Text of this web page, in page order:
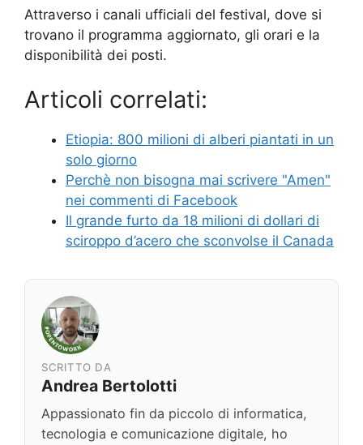
Attraverso i canali ufficiali del festival, dove si
trovano il programma aggiornato, gli orari e la
disponibilità dei posti.
Articoli correlati:
Etiopia: 800 milioni di alberi piantati in un
solo giorno
Perchè non bisogna mai scrivere "Amen"
nei commenti di Facebook
Il grande furto da 18 milioni di dollari di
sciroppo d’acero che sconvolse il Canada
SCRITTO DA
Andrea Bertolotti
Appassionato fin da piccolo di informatica,
tecnologia e comunicazione digitale, ho